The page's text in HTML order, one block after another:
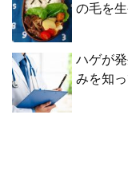
の毛を
ハゲが
みを知